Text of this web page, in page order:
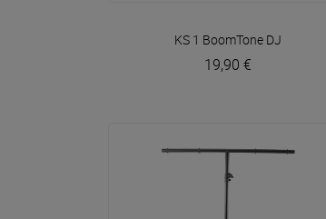
VOIR EN DÉTAIL
KS 1 BoomTone DJ
19,90 €